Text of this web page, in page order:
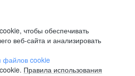
чтобы обеспечивать
веб-сайта и анализировать
файлов cookie
Правила использования